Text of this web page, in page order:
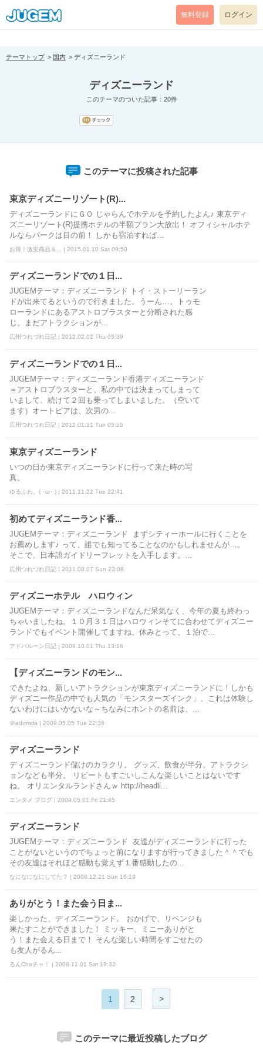
[pear_error: message="Success" code=0 mode=return level=notice
prefix="" info=""]
無料登録 ログイン
テーマトップ 国内 ディズニーランド
ディズニーランド
このテーマのついた記事：20件
このテーマに投稿された記事
東京ディズニーリゾート(R)...
ディズニーランドにＧＯ じゃらんでホテルを予約したよん♪ 東京ディ
ズニーリゾート(R)提携ホテルの半額プラン大放出！ オフィシャルホテ
ルならパークは目の前！ しかも宿泊すれば...
お得！激安商品＆... | 2015.01.10 Sat 09:50
ディズニーランドでの１日...
JUGEMテーマ：ディズニーランド トイ・ストーリーラン
ドが出来てるというので行きました。うーん…。トゥモ
ローランドにあるアストロブラスターと分断された感
じ。まだアトラクションが...
広州つれづれ日記 | 2012.02.02 Thu 05:39
ディズニーランドでの１日...
JUGEMテーマ：ディズニーランド香港ディズニーランド
＝アストロブラスターと、私の中では決まってしまって
いまして、続けて２回も乗ってしまいました。（空いて
ます）オートピアは、次男の...
広州つれづれ日記 | 2012.01.31 Tue 05:25
東京ディズニーランド
いつの日か東京ディズニーランドに行って来た時の写
真。
ゆるふわ。( ･ω･ ) | 2011.11.22 Tue 22:41
初めてディズニーランド香...
JUGEMテーマ：ディズニーランド まずシティーホールに行くことを
お薦めします♪ って、誰でも知ってることなのかもしれませんが…。
そこで、日本語ガイドリーフレットを入手します。...
広州つれづれ日記 | 2011.08.07 Sun 23:08
ディズニーホテル ハロウィン
JUGEMテーマ：ディズニーランドなんだ呆気なく、今年の夏も終わっ
ちゃいましたね。１０月３１日はハロウィンそてに合わせてディズニー
ランドでもイベント開催してますね。休みとって、１泊で...
アドバルーン日記 | 2009.10.01 Thu 13:16
【ディズニーランドのモン...
できたよね、新しいアトラクションが東京ディズニーランドに！しかも
ディズニー作品の中でも人気の「モンスターズインク」、これは体験し
ないわけにはいかないな～ちなみにホントの名前は、...
＠adomda | 2009.05.05 Tue 22:36
ディズニーランド
ディズニーランド儲けのカラクリ。 グッズ、飲食が半分、アトラクシ
ョンなども半分。 リピートもすごいしこんな楽しいことはないです
ね。 オリエンタルランドさんｗ http://headli...
エンタメ ブログ | 2009.05.01 Fri 21:45
ディズニーランド
JUGEMテーマ：ディズニーランド 友達がディズニーランドに行った
ことがないというのでちょっと前になりますが行ってきました＾＾でも
その友達はそれほど感動も覚えず１番感動したの...
なになになにしてた？ | 2008.12.21 Sun 16:19
ありがとう！また会う日ま...
楽しかった、ディズニーランド。 おかげで、リベンジも
果たすことができました！ ミッキー、ミニーありがと
う！また会える日まで！ そんな楽しい時間をすごせたの
も友人がるん...
るんChaチャ！ | 2008.11.01 Sat 19:32
1 2 >
このテーマに最近投稿したブログ